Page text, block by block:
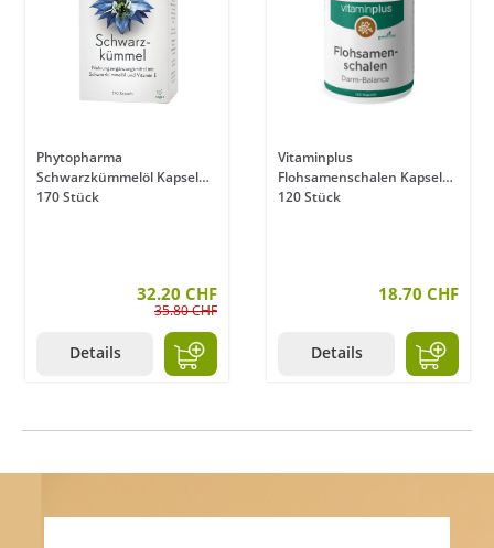
Phytopharma
Schwarzkümmelöl Kapseln
170 Stück
32.20 CHF
35.80 CHF
Details
Vitaminplus
Flohsamenschalen Kapseln
120 Stück
18.70 CHF
Details